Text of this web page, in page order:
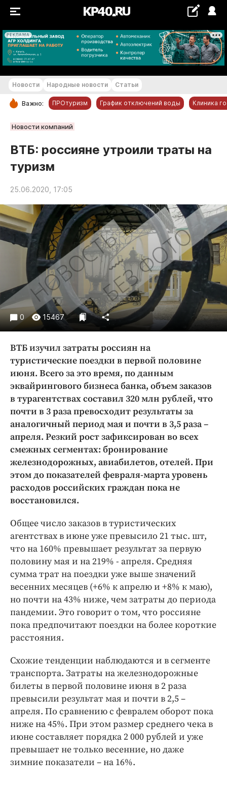
РЕКЛАМА
+25...+26 °С
РУБРИКИ
Обнинск
Новости компаний
Статьи
Народные новости
Авто и транспорт
Благоустройство
Криминал
Культура
Недвижимость и ЖКХ
Образование
Общество
Погода
Праздники
Спорт
Экономика и бизнес
ПРОЕКТЫ
Блоги
Издания
Медиаперсона
Интересное чтиво
Клиника года
Бренд года
Работодатель года
Новости Народные новости Статьи
Важно: ПРОтуризм График отключений воды Клиника
Новости компаний
ВТБ: россияне утроили траты на
туризм
25.06.2020, 17:05
0 15467
ВТБ изучил затраты россиян на
туристические поездки в первой половине
июня. Всего за это время, по данным
эквайрингового бизнеса банка, объем заказов
в турагентствах составил 320 млн рублей, что
почти в 3 раза превосходит результаты за
аналогичный период мая и почти в 3,5 раза –
апреля. Резкий рост зафиксирован во всех
смежных сегментах: бронирование
железнодорожных, авиабилетов, отелей. При
этом до показателей февраля-марта уровень
расходов российских граждан пока не
восстановился.
Общее число заказов в туристических
агентствах в июне уже превысило 21 тыс. шт,
что на 160% превышает результат за первую
половину мая и на 219% - апреля. Средняя
сумма трат на поездки уже выше значений
весенних месяцев (+6% к апрелю и +8% к маю),
но почти на 43% ниже, чем затраты до периода
пандемии. Это говорит о том, что россияне
пока предпочитают поездки на более короткие
расстояния.
Схожие тенденции наблюдаются и в сегменте
транспорта. Затраты на железнодорожные
билеты в первой половине июня в 2 раза
превысили результат мая и почти в 2,5 –
апреля. По сравнению с февралем оборот пока
ниже на 45%. При этом размер среднего чека в
июне составляет порядка 2 000 рублей и уже
превышает не только весенние, но даже
зимние показатели – на 16%.